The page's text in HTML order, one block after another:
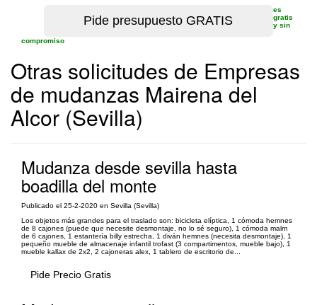
es
gratis
y sin
compromiso
Otras solicitudes de Empresas
de mudanzas Mairena del
Alcor (Sevilla)
Mudanza desde sevilla hasta
boadilla del monte
Publicado el 25-2-2020 en Sevilla (Sevilla)
Los objetos más grandes para el traslado son: bicicleta elíptica, 1 cómoda hemnes
de 8 cajones (puede que necesite desmontaje, no lo sé seguro), 1 cómoda malm
de 6 cajones, 1 estantería billy estrecha, 1 diván hemnes (necesita desmontaje), 1
pequeño mueble de almacenaje infantil trofast (3 compartimentos, mueble bajo), 1
mueble kallax de 2x2, 2 cajoneras alex, 1 tablero de escritorio de...
Pide Precio Gratis